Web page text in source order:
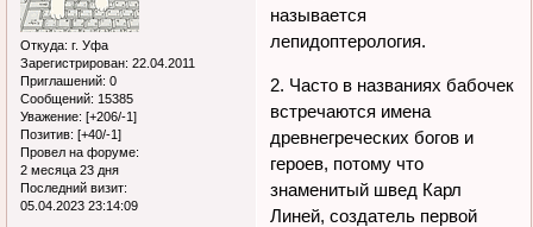
Откуда: г. Уфа
Зарегистрирован: 22.04.2011
Приглашений: 0
Сообщений: 15385
Уважение: [+206/-1]
Позитив: [+40/-1]
Провел на форуме:
2 месяца 23 дня
Последний визит:
05.04.2023 23:14:09
называется
лепидоптерология.
2. Часто в названиях бабочек
встречаются имена
древнегреческих богов и
героев, потому что
знаменитый швед Карл
Линей, создатель первой